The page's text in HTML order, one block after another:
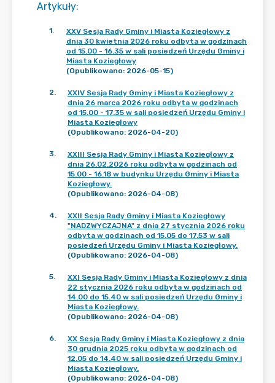
Artykuły:
1.
XXV Sesja Rady Gminy i Miasta Koziegłowy z
dnia 30 kwietnia 2026 roku odbyta w godzinach
od 15.00 - 16.35 w sali posiedzeń Urzędu Gminy i
Miasta Koziegłowy
(Opublikowano: 2026-05-15)
2.
XXIV Sesja Rady Gminy i Miasta Koziegłowy z
dnia 26 marca 2026 roku odbyta w godzinach
od 15.00 - 17.35 w sali posiedzeń Urzędu Gminy i
Miasta Koziegłowy
(Opublikowano: 2026-04-20)
3.
XXIII Sesja Rady Gminy i Miasta Koziegłowy z
dnia 26.02.2026 roku odbyta w godzinach od
15.00 - 16.18 w budynku Urzędu Gminy i Miasta
Koziegłowy.
(Opublikowano: 2026-04-08)
4.
XXII Sesja Rady Gminy i Miasta Koziegłowy
"NADZWYCZAJNA" z dnia 27 stycznia 2026 roku
odbyta w godzinach od 15.05 do 17.53 w sali
posiedzeń Urzędu Gminy i Miasta Koziegłowy.
(Opublikowano: 2026-04-08)
5.
XXI Sesja Rady Gminy i Miasta Koziegłowy z dnia
22 stycznia 2026 roku odbyta w godzinach od
14.00 do 15.40 w sali posiedzeń Urzędu Gminy i
Miasta Koziegłowy.
(Opublikowano: 2026-04-08)
6.
XX Sesja Rady Gminy i Miasta Koziegłowy z dnia
30 grudnia 2025 roku odbyta w godzinach od
12.05 do 14.40 w sali posiedzeń Urzędu Gminy i
Miasta Koziegłowy.
(Opublikowano: 2026-04-08)